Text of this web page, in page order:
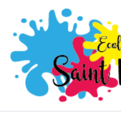
contenu